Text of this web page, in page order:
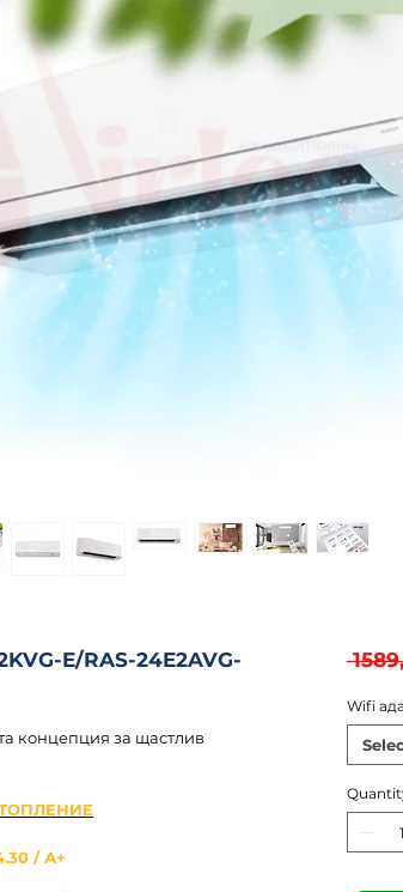
E/RAS-24E2AVG-
концепция за щастлив
/ А+
Wifi